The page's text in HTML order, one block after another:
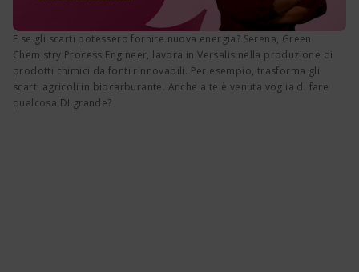
E se gli scarti potessero fornire nuova energia? Serena, Green
Chemistry Process Engineer, lavora in Versalis nella produzione di
prodotti chimici da fonti rinnovabili. Per esempio, trasforma gli
scarti agricoli in biocarburante. Anche a te è venuta voglia di fare
qualcosa DI grande?